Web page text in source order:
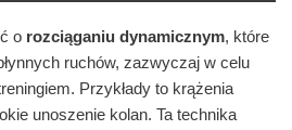
o rozciąganiu dynamicznym, które
ruchów, zazwyczaj w celu
Przykłady to krążenia
unoszenie kolan. Ta technika